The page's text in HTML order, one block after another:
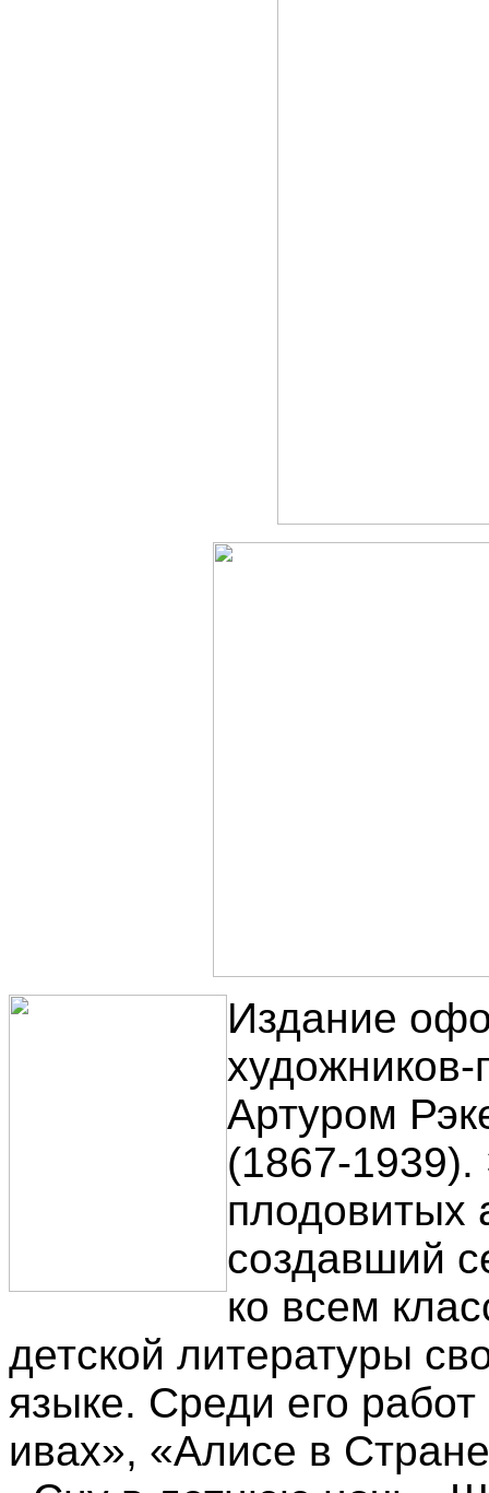
Издание
Артуром
(1867-
плодовитых
создавший
ко всем
детской литературы
языке. Среди его
ивах», «Алисе в